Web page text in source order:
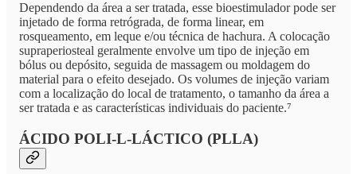
Dependendo da área a ser tratada, esse bioestimulador pode ser
injetado de forma retrógrada, de forma linear, em
rosqueamento, em leque e/ou técnica de hachura. A colocação
supraperiosteal geralmente envolve um tipo de injeção em
bólus ou depósito, seguida de massagem ou moldagem do
material para o efeito desejado. Os volumes de injeção variam
com a localização do local de tratamento, o tamanho da área a
ser tratada e as características individuais do paciente.⁷
ÁCIDO POLI-L-LÁCTICO (PLLA)